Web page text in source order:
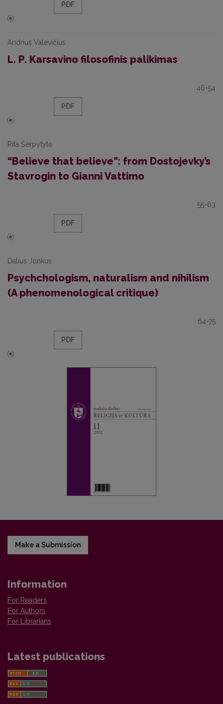
PDF
Andrius Valevičius
L. P. Karsavino filosofinis palikimas
46-54
PDF
Rita Šerpytytė
“Believe that believe”: from Dostojevky’s
Stavrogin to Gianni Vattimo
55-63
PDF
Dalius Jonkus
Psychchologism, naturalism and nihilism
(A phenomenological critique)
64-75
PDF
Make a Submission
Information
For Readers
For Authors
For Librarians
Latest publications